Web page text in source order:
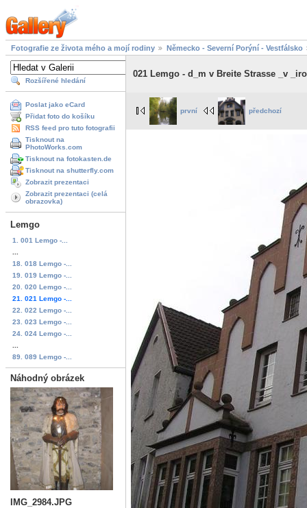
Fotografie ze života mého a mojí rodiny Německo - Severní Porýní - Vestfálsko
Rozšířené hledání
Poslat jako eCard
Přidat foto do košíku
RSS feed pro tuto fotografii
Tisknout na
PhotoWorks.com
Tisknout na fotokasten.de
Tisknout na shutterfly.com
Zobrazit prezentaci
Zobrazit prezentaci (celá
obrazovka)
Lemgo
1. 001 Lemgo -...
18. 018 Lemgo -...
19. 019 Lemgo -...
20. 020 Lemgo -...
21. 021 Lemgo -...
22. 022 Lemgo -...
23. 023 Lemgo -...
24. 024 Lemgo -...
89. 089 Lemgo -...
Náhodný obrázek
IMG_2984.JPG
021 Lemgo - d_m v Breite Strasse _v
první předchozí